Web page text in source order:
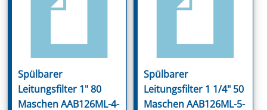
Spülbarer
Leitungsfilter 1" 80
Maschen AAB126ML-4-
Spülbarer
Leitungsfilter 1 1/4" 50
Maschen AAB126ML-5-